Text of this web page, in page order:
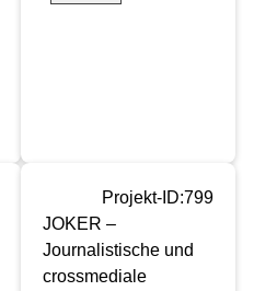
Projekt-ID:799
JOKER –
Journalistische und
crossmediale